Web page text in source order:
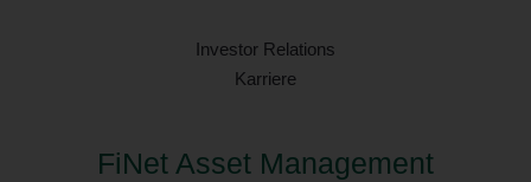
Investor Relations
Karriere
FiNet Asset Management